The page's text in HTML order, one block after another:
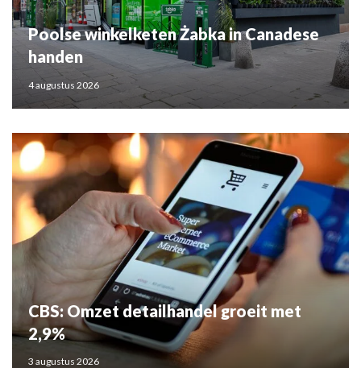
Poolse winkelketen Żabka in Canadese
handen
4 augustus 2026
CBS: Omzet detailhandel groeit met
2,9%
3 augustus 2026